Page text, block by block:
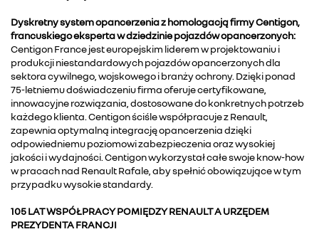
Dyskretny system opancerzenia z homologacją firmy Centigon,
francuskiego eksperta w dziedzinie pojazdów opancerzonych:
Centigon France jest europejskim liderem w projektowaniu i
produkcji niestandardowych pojazdów opancerzonych dla
sektora cywilnego, wojskowego i branży ochrony. Dzięki ponad
75-letniemu doświadczeniu firma oferuje certyfikowane,
innowacyjne rozwiązania, dostosowane do konkretnych potrzeb
każdego klienta. Centigon ściśle współpracuje z Renault,
zapewnia optymalną integrację opancerzenia dzięki
odpowiedniemu poziomowi zabezpieczenia oraz wysokiej
jakości i wydajności. Centigon wykorzystał całe swoje know-how
w pracach nad Renault Rafale, aby spełnić obowiązujące w tym
przypadku wysokie standardy.
105 LAT WSPÓŁPRACY POMIĘDZY RENAULT A URZĘDEM
PREZYDENTA FRANCJI